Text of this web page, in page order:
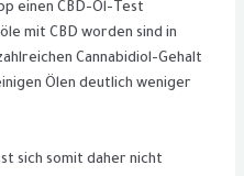
einen CBD-Öl-Test
mit CBD worden sind in
Cannabidiol-Gehalt
Ölen deutlich weniger
sich somit daher nicht